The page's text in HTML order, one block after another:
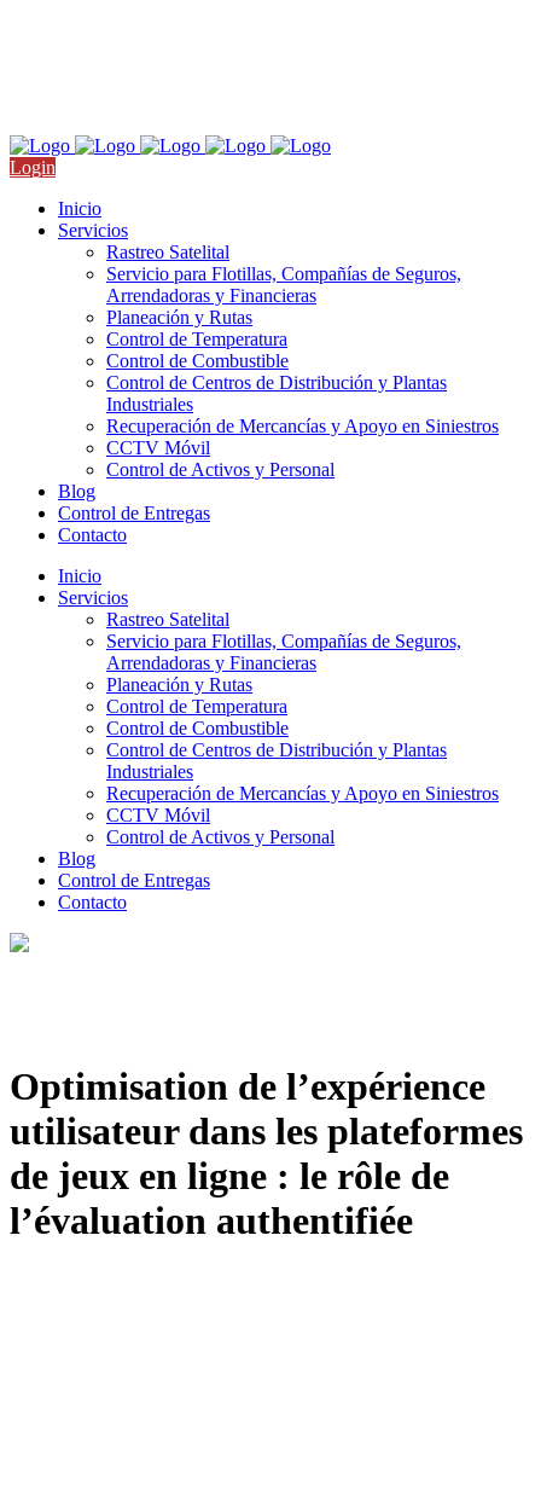
Login
Inicio
Servicios
Rastreo Satelital
Servicio para Flotillas, Compañías de Seguros,
Arrendadoras y Financieras
Planeación y Rutas
Control de Temperatura
Control de Combustible
Control de Centros de Distribución y Plantas
Industriales
Recuperación de Mercancías y Apoyo en Siniestros
CCTV Móvil
Control de Activos y Personal
Blog
Control de Entregas
Contacto
Inicio
Servicios
Rastreo Satelital
Servicio para Flotillas, Compañías de Seguros,
Arrendadoras y Financieras
Planeación y Rutas
Control de Temperatura
Control de Combustible
Control de Centros de Distribución y Plantas
Industriales
Recuperación de Mercancías y Apoyo en Siniestros
CCTV Móvil
Control de Activos y Personal
Blog
Control de Entregas
Contacto
Optimisation de l’expérience
utilisateur dans les plateformes
de jeux en ligne : le rôle de
l’évaluation authentifiée